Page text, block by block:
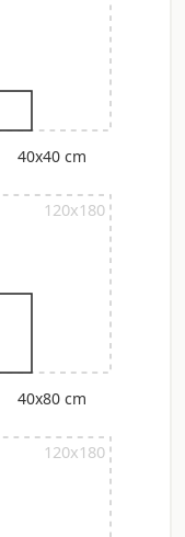
40x40 cm
120x180
40x80 cm
120x180